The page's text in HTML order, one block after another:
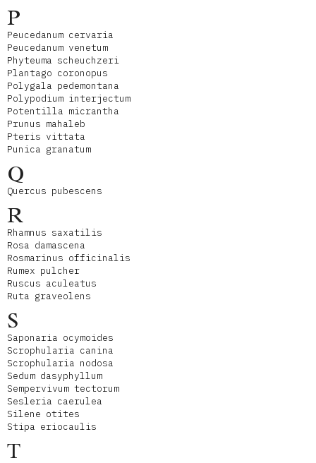
P
Peucedanum cervaria
Peucedanum venetum
Phyteuma scheuchzeri
Plantago coronopus
Polygala pedemontana
Polypodium interjectum
Potentilla micrantha
Prunus mahaleb
Pteris vittata
Punica granatum
Q
Quercus pubescens
R
Rhamnus saxatilis
Rosa damascena
Rosmarinus officinalis
Rumex pulcher
Ruscus aculeatus
Ruta graveolens
S
Saponaria ocymoides
Scrophularia canina
Scrophularia nodosa
Sedum dasyphyllum
Sempervivum tectorum
Sesleria caerulea
Silene otites
Stipa eriocaulis
T